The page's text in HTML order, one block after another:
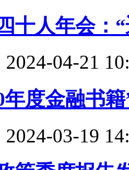
十人年会：
04-21
年度金融书
03-19